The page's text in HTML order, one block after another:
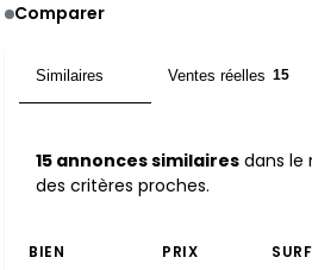
Comparer
Similaires Ventes réelles 15
15 annonces similaires dans le
des critères proches.
BIEN PRIX